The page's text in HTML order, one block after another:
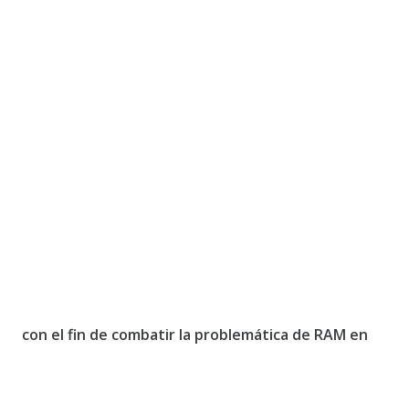
con el fin de combatir la problemática de RAM en